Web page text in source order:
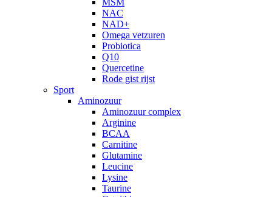
MSM
NAC
NAD+
Omega vetzuren
Probiotica
Q10
Quercetine
Rode gist rijst
Sport
Aminozuur
Aminozuur complex
Arginine
BCAA
Carnitine
Glutamine
Leucine
Lysine
Taurine